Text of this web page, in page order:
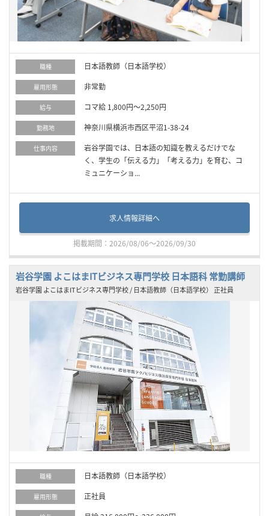
職種 日本語教師（日本語学校）
雇用形態 非常勤
給与 コマ給 1,800円～2,250円
勤務地 神奈川県横浜市西区平沼1-38-24
仕事内容
岩谷学園では、日本語の知識を教えるだけでな
く、学生の「伝える力」「考える力」を育む、コ
ミュニケーショ...
求人情報詳細へ
掲載期間：2026/08/06～2026/09/30
岩谷学園 よこはまITビジネス専門学校 日本語科 常勤講師
岩谷学園 よこはまITビジネス専門学校 / 日本語教師（日本語学校） 正社員
職種 日本語教師（日本語学校）
雇用形態 正社員